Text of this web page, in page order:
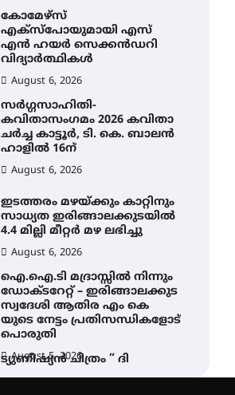
കോമേഴ്സ്
എക്സ്പോയുമായി എസ്
എൻ ഹയർ സെക്കൻഡറി
വിദ്യാർത്ഥികൾ
August 6, 2026
സർഗ്ഗസാഹിതി-
കവിതാസംഗമം 2026 കവിതാ
ചർച്ച കാട്ടൂർ, ടി. കെ. ബാലൻ
ഹാളിൽ 16ന്
August 6, 2026
ഇടത്തരം മഴയ്ക്കും കാറ്റിനും
സാധ്യത ഇരിങ്ങാലക്കുടയിൽ
4.4 മില്ലി മീറ്റർ മഴ ലഭിച്ചു
August 6, 2026
ഐ.ഐ.ടി മദ്രാസ്സിൽ നിന്നും
ഡോക്ടറേറ്റ് – ഇരിങ്ങാലക്കുട
സ്വദേശി ആതിര എം കെ
യുടെ നേട്ടം പ്രതിസന്ധികളോട്
പൊരുതി
August 5, 2026
ട്യുണീഷ്യൻ ചിത്രം ” ദി